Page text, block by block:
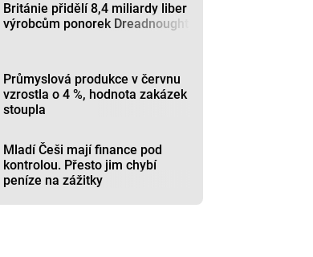
Británie přidělí 8,4 miliardy liber
výrobcům ponorek Dreadnought
Průmyslová produkce v červnu
vzrostla o 4 %, hodnota zakázek
stoupla
Mladí Češi mají finance pod
kontrolou. Přesto jim chybí
peníze na zážitky